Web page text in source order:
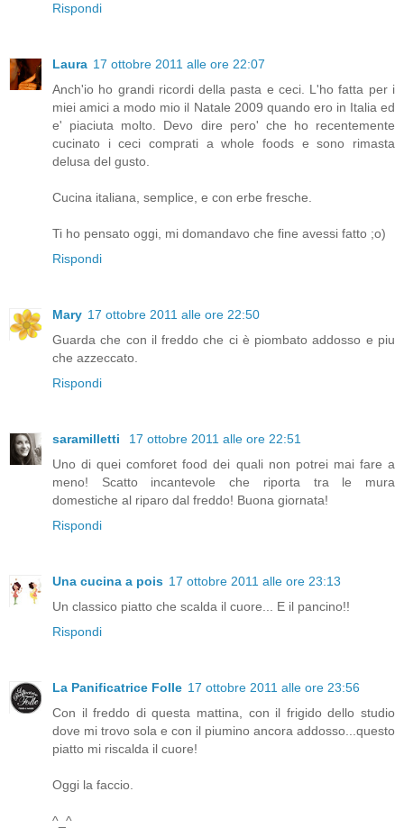
Rispondi
Laura 17 ottobre 2011 alle ore 22:07
Anch'io ho grandi ricordi della pasta e ceci. L'ho fatta per i
miei amici a modo mio il Natale 2009 quando ero in Italia ed
e' piaciuta molto. Devo dire pero' che ho recentemente
cucinato i ceci comprati a whole foods e sono rimasta
delusa del gusto.
Cucina italiana, semplice, e con erbe fresche.
Ti ho pensato oggi, mi domandavo che fine avessi fatto ;o)
Rispondi
Mary 17 ottobre 2011 alle ore 22:50
Guarda che con il freddo che ci è piombato addosso e piu
che azzeccato.
Rispondi
saramilletti
17 ottobre 2011 alle ore 22:51
Uno di quei comforet food dei quali non potrei mai fare a
meno! Scatto incantevole che riporta tra le mura
domestiche al riparo dal freddo! Buona giornata!
Rispondi
Una cucina a pois 17 ottobre 2011 alle ore 23:13
Un classico piatto che scalda il cuore... E il pancino!!
Rispondi
La Panificatrice Folle 17 ottobre 2011 alle ore 23:56
Con il freddo di questa mattina, con il frigido dello studio
dove mi trovo sola e con il piumino ancora addosso...questo
piatto mi riscalda il cuore!
Oggi la faccio.
^_^